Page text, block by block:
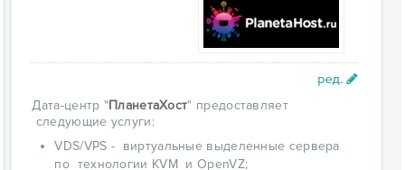
Дата-центр "ПланетаХост" предоставляет
следующие услуги:
VDS/VPS - виртуальные выделенные сервера
по технологии KVM и OpenVZ;